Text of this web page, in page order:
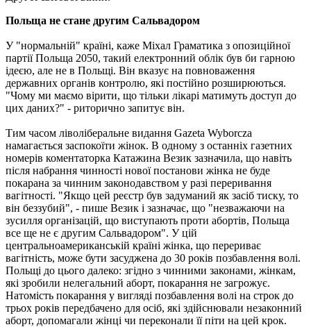
Польща не стане другим Сальвадором
У "нормальній" країні, каже Міхал Граматика з опозиційної
партії Польща 2050, такий електронний облік був би гарною
ідеєю, але не в Польщі. Він вказує на повноваження
державних органів контролю, які постійно розширюються.
"Чому ми маємо вірити, що тільки лікарі матимуть доступ до
цих даних?" - риторично запитує він.
Тим часом ліволіберальне видання Gazeta Wyborcza
намагається заспокоїти жінок. В одному з останніх газетних
номерів коментаторка Катажина Везик зазначила, що навіть
після набрання чинності нової постанови жінка не буде
покарана за чинним законодавством у разі переривання
вагітності. "Якщо цей реєстр був задуманий як засіб тиску, то
він беззубий", - пише Везик і зазначає, що "незважаючи на
зусилля організацій, що виступають проти абортів, Польща
все ще не є другим Сальвадором". У цій
центральноамериканській країні жінка, що перериває
вагітність, може бути засуджена до 30 років позбавлення волі.
Польщі до цього далеко: згідно з чинними законами, жінкам,
які зробили нелегальний аборт, покарання не загрожує.
Натомість покарання у вигляді позбавлення волі на строк до
трьох років передбачено для осіб, які здійснювали незаконний
аборт, допомагали жінці чи переконали її піти на цей крок.